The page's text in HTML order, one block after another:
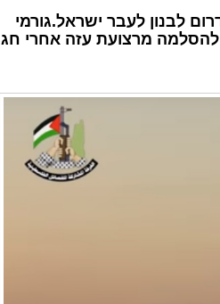
לבנון לעבר ישראל.גורמי
מרצועת עזה אחרי חג